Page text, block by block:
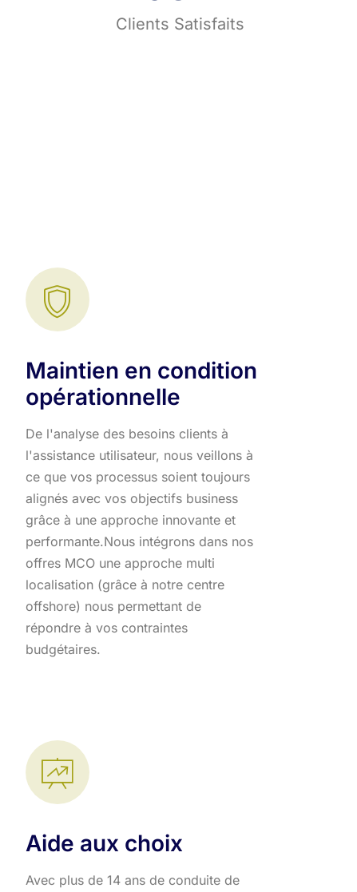
Clients Satisfaits
Maintien en condition
opérationnelle
De l'analyse des besoins clients à
l'assistance utilisateur, nous veillons à
ce que vos processus soient toujours
alignés avec vos objectifs business
grâce à une approche innovante et
performante.​ Nous intégrons dans nos
offres MCO une approche multi
localisation (grâce à notre centre
offshore) nous permettant de
répondre à vos contraintes
budgétaires.
Aide aux choix
Avec plus de 14 ans de conduite de